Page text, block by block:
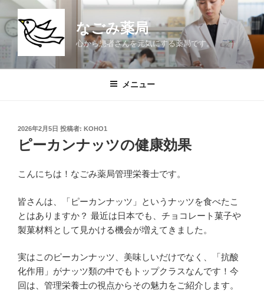
ン
テ
なごみ薬局
心から患者さんを元気にする薬局です。
メニュー
投
稿
日:
2026年2月5日 投稿者: KOHO1
ピーカンナッツの健康効果
こんにちは！なごみ薬局管理栄養士です。
皆さんは、「ピーカンナッツ」というナッツを食べたこ
とはありますか？ 最近は日本でも、チョコレート菓子や
製菓材料として見かける機会が増えてきました。
実はこのピーカンナッツ、美味しいだけでなく、「抗酸
化作用」がナッツ類の中でもトップクラスなんです！今
回は、管理栄養士の視点からその魅力をご紹介します。